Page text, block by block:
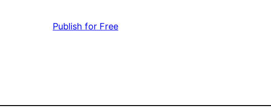
Publish for Free